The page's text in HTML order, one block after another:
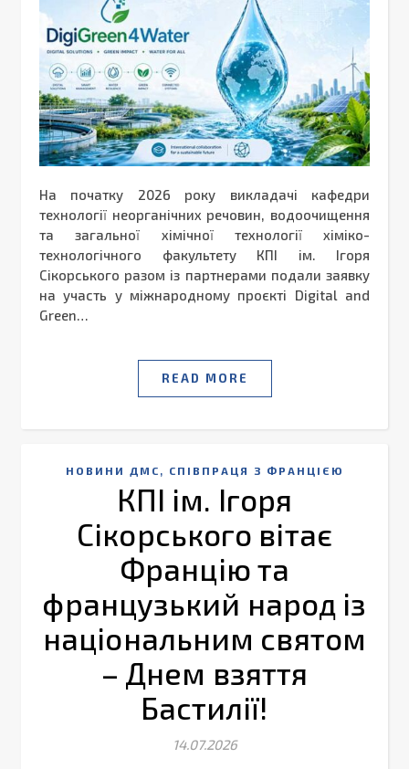
На початку 2026 року викладачі кафедри
технології неорганічних речовин, водоочищення
та загальної хімічної технології хіміко-
технологічного факультету КПІ ім. Ігоря
Сікорського разом із партнерами подали заявку
на участь у міжнародному проєкті Digital and
Green…
READ MORE
НОВИНИ ДМС , СПІВПРАЦЯ З ФРАНЦІЄЮ
КПІ ім. Ігоря
Сікорського вітає
Францію та
французький народ із
національним святом
– Днем взяття
Бастилії!
14.07.2026